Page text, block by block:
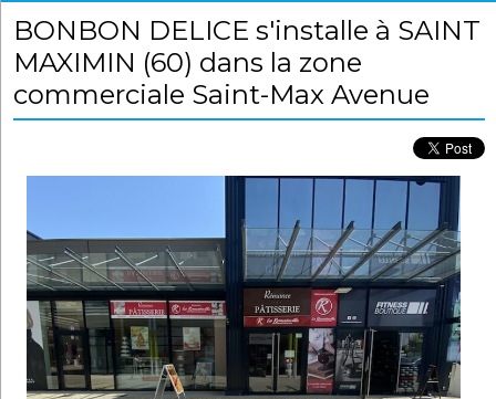
BONBON DELICE s'installe à SAINT
MAXIMIN (60) dans la zone
commerciale Saint-Max Avenue